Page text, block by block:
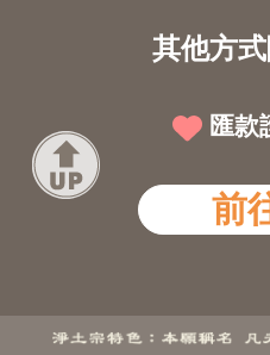
其他方
匯款
前